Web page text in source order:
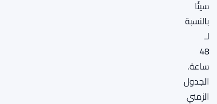
سيئًا
بالنسبة
لـ
48
ساعة.
الجدول
الزمني